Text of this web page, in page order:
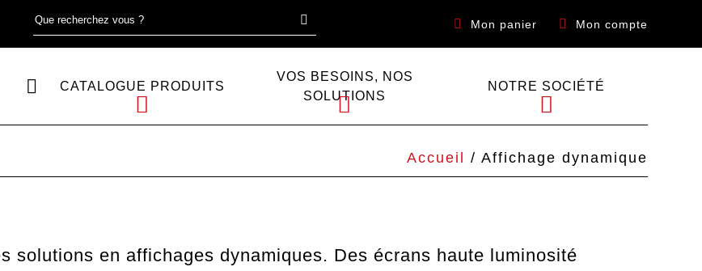
Mon panier Mon compte
CATALOGUE PRODUITS
VOS BESOINS, NOS
SOLUTIONS
NOTRE SOCIÉTÉ
Accueil / Affichage dynamique
solutions en affichages dynamiques. Des écrans haute luminosité